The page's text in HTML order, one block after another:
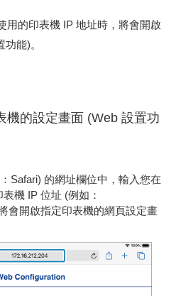
用的印表機 IP 地址時，將會開啟
能)。
機的設定畫面 (Web 設置功
Safari) 的網址欄位中，輸入您在
機 IP 位址 (例如：
會開啟指定印表機的網頁設定畫